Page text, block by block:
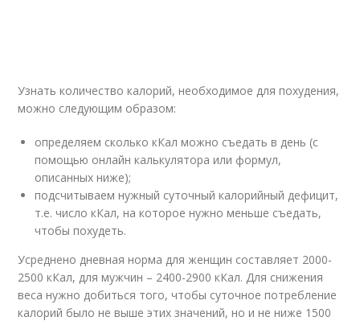
Узнать количество калорий, необходимое для похудения,
можно следующим образом:
определяем сколько кКал можно съедать в день (с
помощью онлайн калькулятора или формул,
описанных ниже);
подсчитываем нужный суточный калорийный дефицит,
т.е. число кКал, на которое нужно меньше съедать,
чтобы похудеть.
Усреднено дневная норма для женщин составляет 2000-
2500 кКал, для мужчин – 2400-2900 кКал. Для снижения
веса нужно добиться того, чтобы суточное потребление
калорий было не выше этих значений, но и не ниже 1500